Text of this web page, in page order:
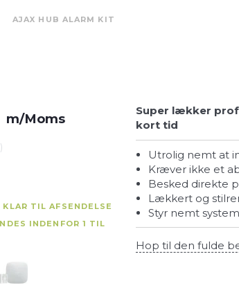
AJAX HUB ALARM KIT
m/Moms
)
KLAR TIL AFSENDELSE
INDENFOR 1 TIL
Super lækker
kort tid
Utrolig nemt at
Kræver ikke et
Besked
Lækkert og
Styr nemt
Hop til den fulde